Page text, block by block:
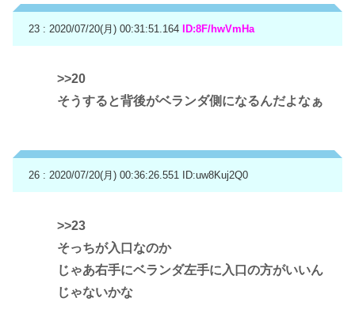
23 : 2020/07/20(月) 00:31:51.164 ID:8F/hwVmHa
>>20
そうすると背後がベランダ側になるんだよなぁ
26 : 2020/07/20(月) 00:36:26.551 ID:uw8Kuj2Q0
>>23
そっちが入口なのか
じゃあ右手にベランダ左手に入口の方がいいん
じゃないかな